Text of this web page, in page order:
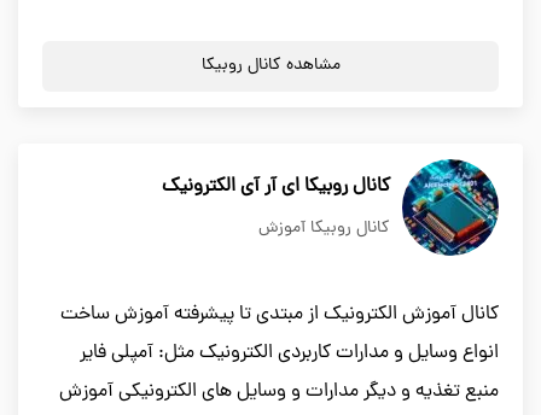
مشاهده کانال روبیکا
کانال روبیکا ای آر آی الکترونیک
کانال روبیکا آموزش
کانال آموزش الکترونیک از مبتدی تا پیشرفته آموزش ساخت
انواع وسایل و مدارات کاربردی الکترونیک مثل: آمپلی فایر
منبع تغذیه و دیگر مدارات و وسایل های الکترونیکی آموزش